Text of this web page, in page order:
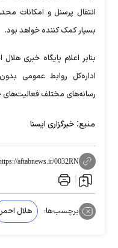
انتقال پرسنل و امکانات
بسیار کمک کننده خواهد بود.
بنابر اعلام پایگاه خبری
اداره‌کل روابط عمومی
رسانه‌های مختلف
منبع: خبرگزاری ایسنا
aftabnews.ir/0032RN
برچسب‌ها: هلال احمر